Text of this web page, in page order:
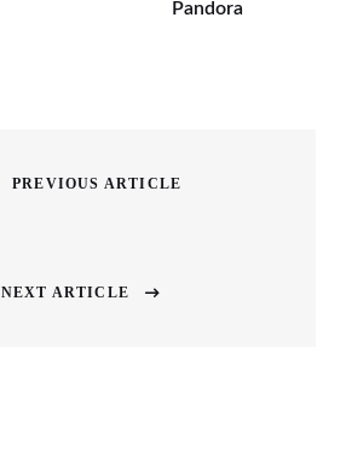
Pandora
PREVIOUS ARTICLE
NEXT ARTICLE